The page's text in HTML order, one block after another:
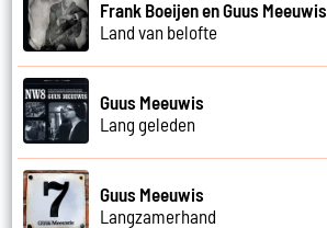
Frank Boeijen en Guus Meeuwis
Land van belofte
Guus Meeuwis
Lang geleden
Guus Meeuwis
Langzamerhand